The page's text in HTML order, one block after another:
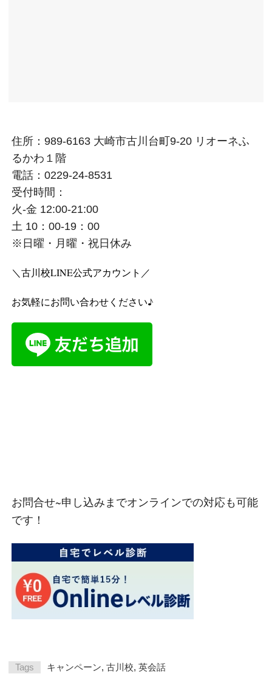
住所：989-6163 大崎市古川台町9-20 リオーネふ
るかわ１階
電話：0229-24-8531
受付時間：
火‐金 12:00-21:00
土 10：00-19：00
※日曜・月曜・祝日休み
＼古川校LINE公式アカウント／
お気軽にお問い合わせください♪
お問合せ~申し込みまでオンラインでの対応も可能
です！
Tags キャンペーン,古川校,英会話